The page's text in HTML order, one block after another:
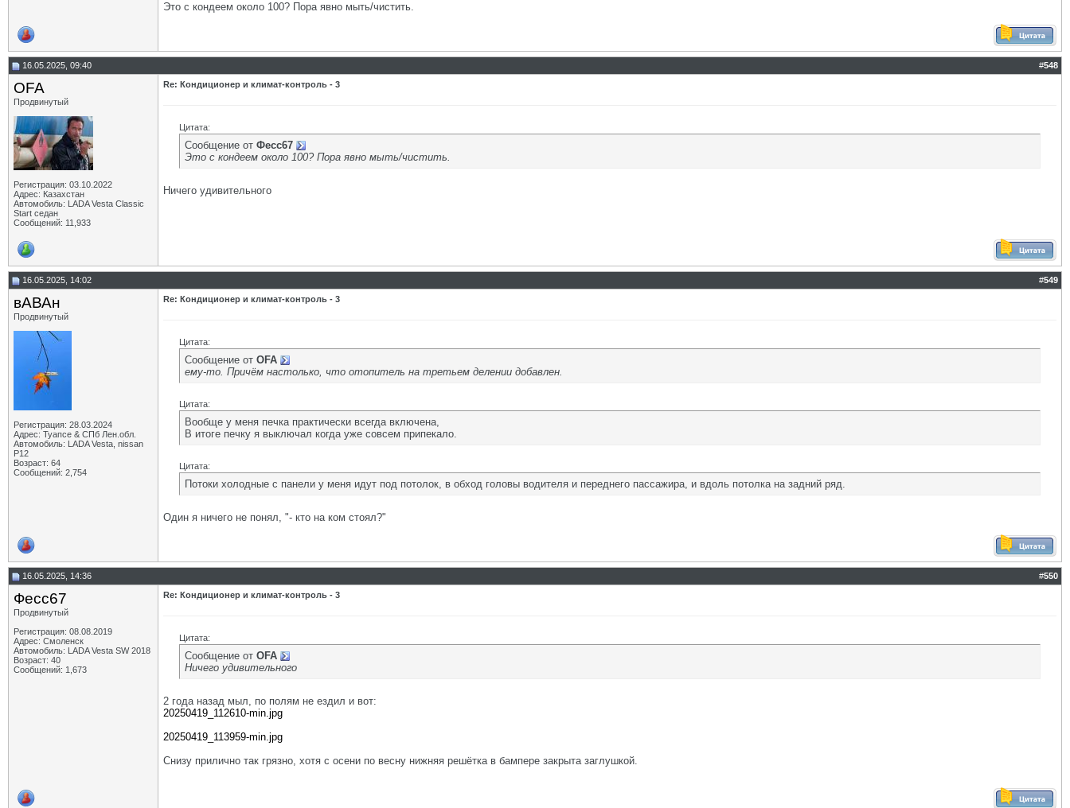
Это с кондеем около 100? Пора явно мыть/чистить.
16.05.2025, 09:40 #548
OFA
Продвинутый
Регистрация: 03.10.2022
Адрес: Казахстан
Автомобиль: LADA Vesta Classic
Start седан
Сообщений: 11,933
Re: Кондиционер и климат-контроль - 3
Цитата:
Сообщение от Фесс67
Это с кондеем около 100? Пора явно мыть/чистить.
Ничего удивительного
16.05.2025, 14:02 #549
вАВАн
Продвинутый
Регистрация: 28.03.2024
Адрес: Туапсе & СПб Лен.обл.
Автомобиль: LADA Vesta, nissan
P12
Возраст: 64
Сообщений: 2,754
Re: Кондиционер и климат-контроль - 3
Цитата:
Сообщение от OFA
ему-то. Причём настолько, что отопитель на третьем делении добавлен.
Цитата:
Вообще у меня печка практически всегда включена,
В итоге печку я выключал когда уже совсем припекало.
Цитата:
Потоки холодные с панели у меня идут под потолок, в обход головы водителя и переднего пассажира, и вдоль потолка на задний ряд.
Один я ничего не понял, "- кто на ком стоял?"
16.05.2025, 14:36 #550
Фесс67
Продвинутый
Регистрация: 08.08.2019
Адрес: Смоленск
Автомобиль: LADA Vesta SW 2018
Возраст: 40
Сообщений: 1,673
Re: Кондиционер и климат-контроль - 3
Цитата:
Сообщение от OFA
Ничего удивительного
2 года назад мыл, по полям не ездил и вот:
20250419_112610-min.jpg
20250419_113959-min.jpg
Снизу прилично так грязно, хотя с осени по весну нижняя решётка в бампере закрыта заглушкой.